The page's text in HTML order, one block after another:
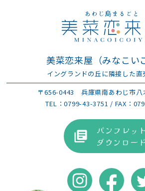
美菜恋来屋（みなこい
イングランドの丘に隣接した直
〒656-0443 兵庫県南あわじ市
TEL：0799-43-3751 / FAX：
パンフレット
ダウンロード